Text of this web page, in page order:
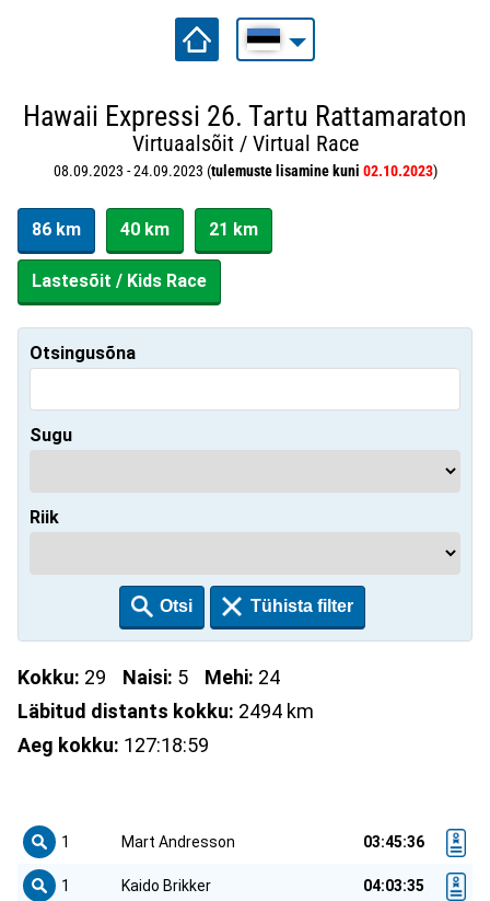
Hawaii Expressi 26. Tartu Rattamaraton
Virtuaalsõit / Virtual Race
08.09.2023 - 24.09.2023 (tulemuste lisamine kuni 02.10.2023)
86 km 40 km 21 km
Lastesõit / Kids Race
Otsingusõna
Sugu
Riik
Kokku: 29 Naisi: 5 Mehi: 24
Läbitud distants kokku: 2494 km
Aeg kokku: 127:18:59
1 Mart Andresson 03:45:36
1 Kaido Brikker 04:03:35